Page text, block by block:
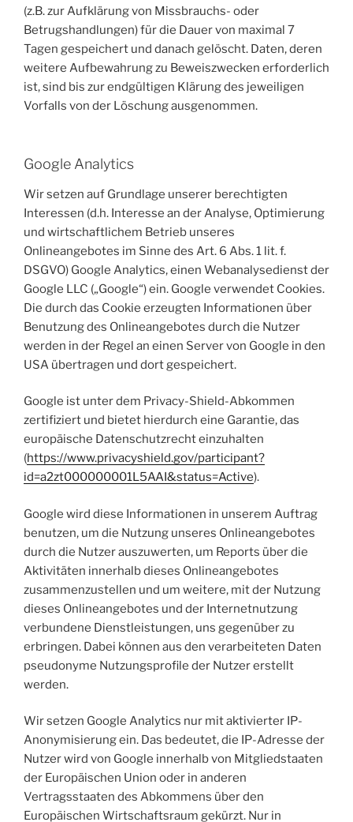
(z.B. zur Aufklärung von Missbrauchs- oder
Betrugshandlungen) für die Dauer von maximal 7
Tagen gespeichert und danach gelöscht. Daten, deren
weitere Aufbewahrung zu Beweiszwecken erforderlich
ist, sind bis zur endgültigen Klärung des jeweiligen
Vorfalls von der Löschung ausgenommen.
Google Analytics
Wir setzen auf Grundlage unserer berechtigten
Interessen (d.h. Interesse an der Analyse, Optimierung
und wirtschaftlichem Betrieb unseres
Onlineangebotes im Sinne des Art. 6 Abs. 1 lit. f.
DSGVO) Google Analytics, einen Webanalysedienst der
Google LLC („Google“) ein. Google verwendet Cookies.
Die durch das Cookie erzeugten Informationen über
Benutzung des Onlineangebotes durch die Nutzer
werden in der Regel an einen Server von Google in den
USA übertragen und dort gespeichert.
Google ist unter dem Privacy-Shield-Abkommen
zertifiziert und bietet hierdurch eine Garantie, das
europäische Datenschutzrecht einzuhalten
(https://www.privacyshield.gov/participant?
id=a2zt000000001L5AAI&status=Active).
Google wird diese Informationen in unserem Auftrag
benutzen, um die Nutzung unseres Onlineangebotes
durch die Nutzer auszuwerten, um Reports über die
Aktivitäten innerhalb dieses Onlineangebotes
zusammenzustellen und um weitere, mit der Nutzung
dieses Onlineangebotes und der Internetnutzung
verbundene Dienstleistungen, uns gegenüber zu
erbringen. Dabei können aus den verarbeiteten Daten
pseudonyme Nutzungsprofile der Nutzer erstellt
werden.
Wir setzen Google Analytics nur mit aktivierter IP-
Anonymisierung ein. Das bedeutet, die IP-Adresse der
Nutzer wird von Google innerhalb von Mitgliedstaaten
der Europäischen Union oder in anderen
Vertragsstaaten des Abkommens über den
Europäischen Wirtschaftsraum gekürzt. Nur in